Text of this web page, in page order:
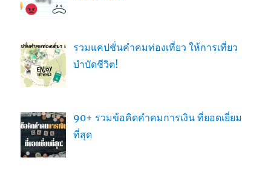
รวมแคปชั่นคำคมท่องเที่ยว ให้การเที่ยว
บำบัดชีวิต!
90+ รวมข้อคิดคำคมการเงิน ที่ยอดเยี่ยม
ที่สุด